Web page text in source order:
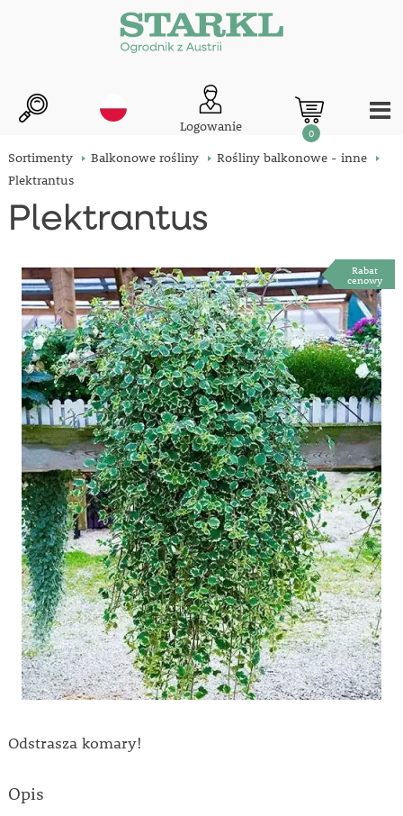
Logowanie 0
Sortimenty Balkonowe rośliny
Rośliny balkonowe - inne
Plektrantus
Plektrantus
Rabat
cenowy
Odstrasza komary!
Opis